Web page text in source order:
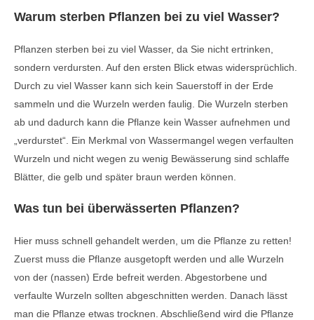
Warum sterben Pflanzen bei zu viel Wasser?
Pflanzen sterben bei zu viel Wasser, da Sie nicht ertrinken,
sondern verdursten. Auf den ersten Blick etwas widersprüchlich.
Durch zu viel Wasser kann sich kein Sauerstoff in der Erde
sammeln und die Wurzeln werden faulig. Die Wurzeln sterben
ab und dadurch kann die Pflanze kein Wasser aufnehmen und
„verdurstet“. Ein Merkmal von Wassermangel wegen verfaulten
Wurzeln und nicht wegen zu wenig Bewässerung sind schlaffe
Blätter, die gelb und später braun werden können.
Was tun bei überwässerten Pflanzen?
Hier muss schnell gehandelt werden, um die Pflanze zu retten!
Zuerst muss die Pflanze ausgetopft werden und alle Wurzeln
von der (nassen) Erde befreit werden. Abgestorbene und
verfaulte Wurzeln sollten abgeschnitten werden. Danach lässt
man die Pflanze etwas trocknen. Abschließend wird die Pflanze